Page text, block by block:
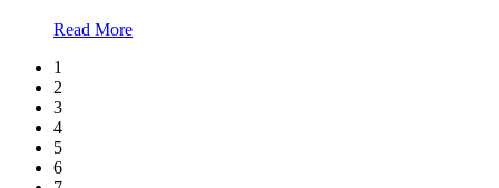
Read More
1
2
3
4
5
6